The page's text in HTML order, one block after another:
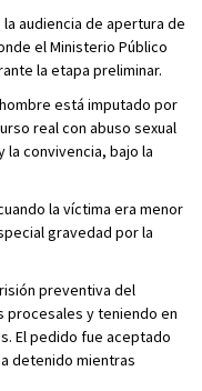
audiencia de apertura de
el Ministerio Público
la etapa preliminar.
está imputado por
real con abuso sexual
la convivencia, bajo la
la víctima era menor
gravedad por la
preventiva del
procesales y teniendo en
El pedido fue aceptado
detenido mientras